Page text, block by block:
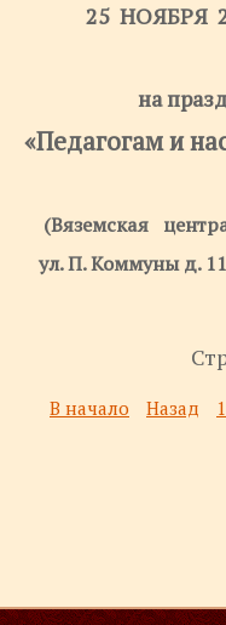
25
на
«Педагогам и
(Вяземская
ул. П. Коммуны д.
В начало Назад 1